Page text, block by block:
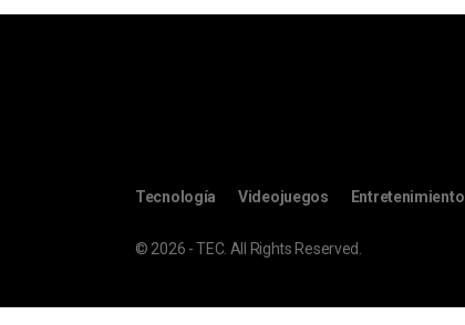
Tecnología Videojuegos Entretenimiento
© 2026 - TEC. All Rights Reserved.